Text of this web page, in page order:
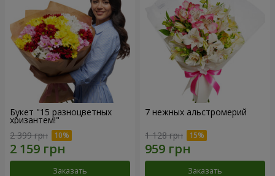
Букет "15 разноцветных
хризантем!"
2 399 грн
Заказать
7 нежных альстромерий
1 128 грн
Заказать